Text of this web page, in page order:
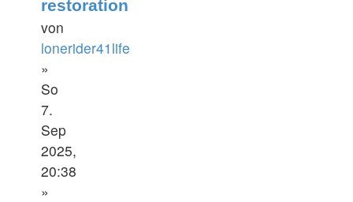
restoration
von
lonerider41life
»
So
7.
Sep
2025,
20:38
»